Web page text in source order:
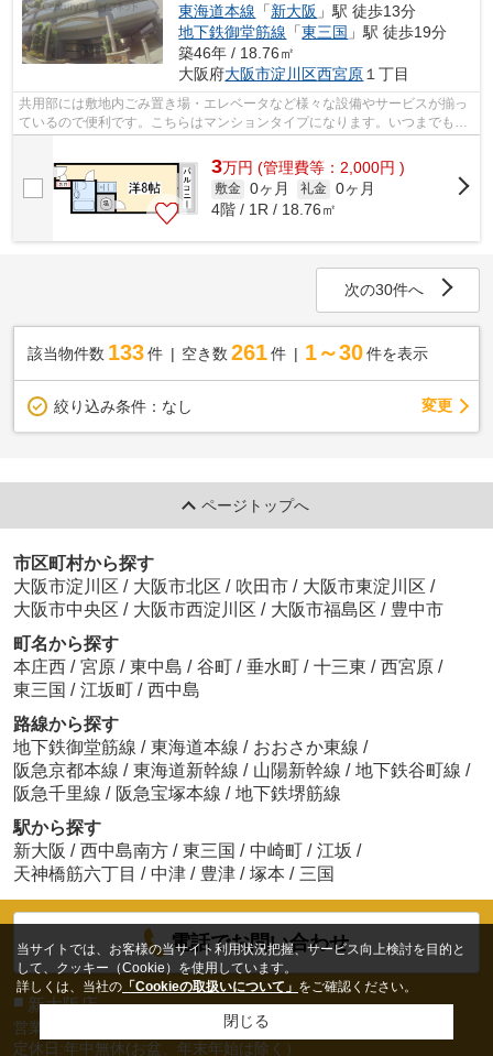
東海道本線 「新大阪 」駅 徒歩13分
地下鉄御堂筋線 「東三国 」駅 徒歩19分
築46年 / 18.76㎡
大阪府大阪市淀川区西宮原 １丁目
共用部には敷地内ごみ置き場・エレベータなど様々な設備やサービスが揃っ
ているので便利です。こちらはマンションタイプになります。いつまでも綺
麗な外観を外観タイル張りで保つこと...
3万円 (管理費等：2,000円 )
敷金 0ヶ月 礼金 0ヶ月
4階 / 1R / 18.76㎡
次の30件へ
該当物件数 133件 空き数 261 件 1～30 件を表示
絞り込み条件： なし 変更
ページトップへ
市区町村から探す
大阪市淀川区 / 大阪市北区 / 吹田市 / 大阪市東淀川区 /
大阪市中央区 / 大阪市西淀川区 / 大阪市福島区 / 豊中市
町名から探す
本庄西 / 宮原 / 東中島 / 谷町 / 垂水町 / 十三東 / 西宮原 /
東三国 / 江坂町 / 西中島
路線から探す
地下鉄御堂筋線 / 東海道本線 / おおさか東線 /
阪急京都本線 / 東海道新幹線 / 山陽新幹線 / 地下鉄谷町線 /
阪急千里線 / 阪急宝塚本線 / 地下鉄堺筋線
駅から探す
新大阪 / 西中島南方 / 東三国 / 中崎町 / 江坂 /
天神橋筋六丁目 / 中津 / 豊津 / 塚本 / 三国
電話でお問い合わせ
■ 新大阪店
営業時間：9：00～19：00
定休日:年中無休(お盆、年末年始は除く）
当サイトでは、お客様の当サイト利用状況把握、サービス向上検討を目的と
して、クッキー（Cookie）を使用しています。
詳しくは、当社の 「Cookieの取扱いについて」 をご確認ください。
閉じる